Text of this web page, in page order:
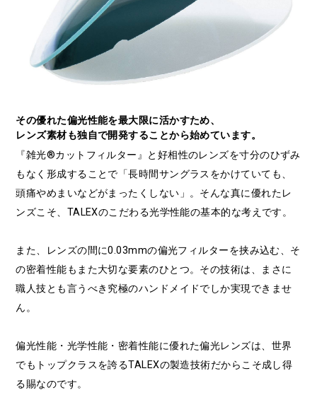
その優れた偏光性能を最大限に活かすため、
レンズ素材も独自で開発することから始めています。
『雑光®カットフィルター』と好相性のレンズを寸分のひずみ
もなく形成することで「長時間サングラスをかけていても、
頭痛やめまいなどがまったくしない」。そんな真に優れたレ
ンズこそ、TALEXのこだわる光学性能の基本的な考えです。
また、レンズの間に0.03mmの偏光フィルターを挟み込む、そ
の密着性能もまた大切な要素のひとつ。その技術は、まさに
職人技とも言うべき究極のハンドメイドでしか実現できませ
ん。
偏光性能・光学性能・密着性能に優れた偏光レンズは、世界
でもトップクラスを誇るTALEXの製造技術だからこそ成し得
る賜なのです。